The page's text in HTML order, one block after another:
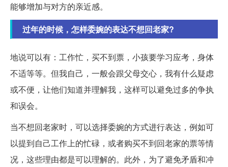
能够增加与对方的亲近感。
过年的时候，怎样委婉的表达不想回老家?
地说可以有：工作忙，买不到票，小孩要学习应考，身体
不适等等。但我自己，一般会跟父母交心，我有什么疑虑
或不便，让他们知道并理解我，这样可以避免过多的争执
和误会。
当不想回老家时，可以选择委婉的方式进行表达，例如可
以提到自己工作上的忙碌，或者购买不到回老家的票等情
况，这些理由都是可以理解的。此外，为了避免矛盾和冲